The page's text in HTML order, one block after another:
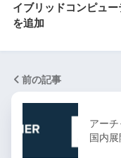
イブリッドコンピュ
を追加
前の記事
アーチ
国内